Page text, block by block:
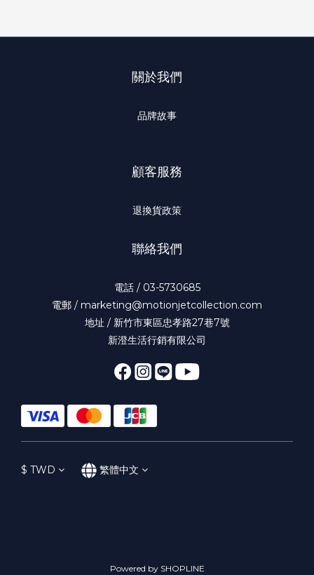
關於我們
品牌故事
顧客服務
退換貨政策
聯絡我們
電話 / 03-5730685
電郵 / marketing@motionjetcollection.com
地址 / 新竹市東區忠孝路27巷7號
新澄生活行銷有限公司
$ TWD 繁體中文
Powered by SHOPLINE